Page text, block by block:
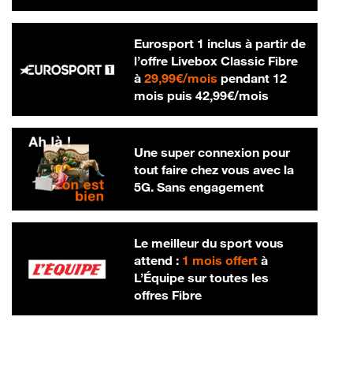
Eurosport 1 inclus à partir de
l’offre Livebox Classic Fibre
à 29,99€/mois29,99 € par mois
pendant 12
mois puis 42,99€/mois42,99 € par
Une super connexion pour
tout faire chez vous avec la
5G. Sans engagement
Le meilleur du sport vous
attend : 1 mois offertà
L’Équipe sur toutes les
offres Fibre